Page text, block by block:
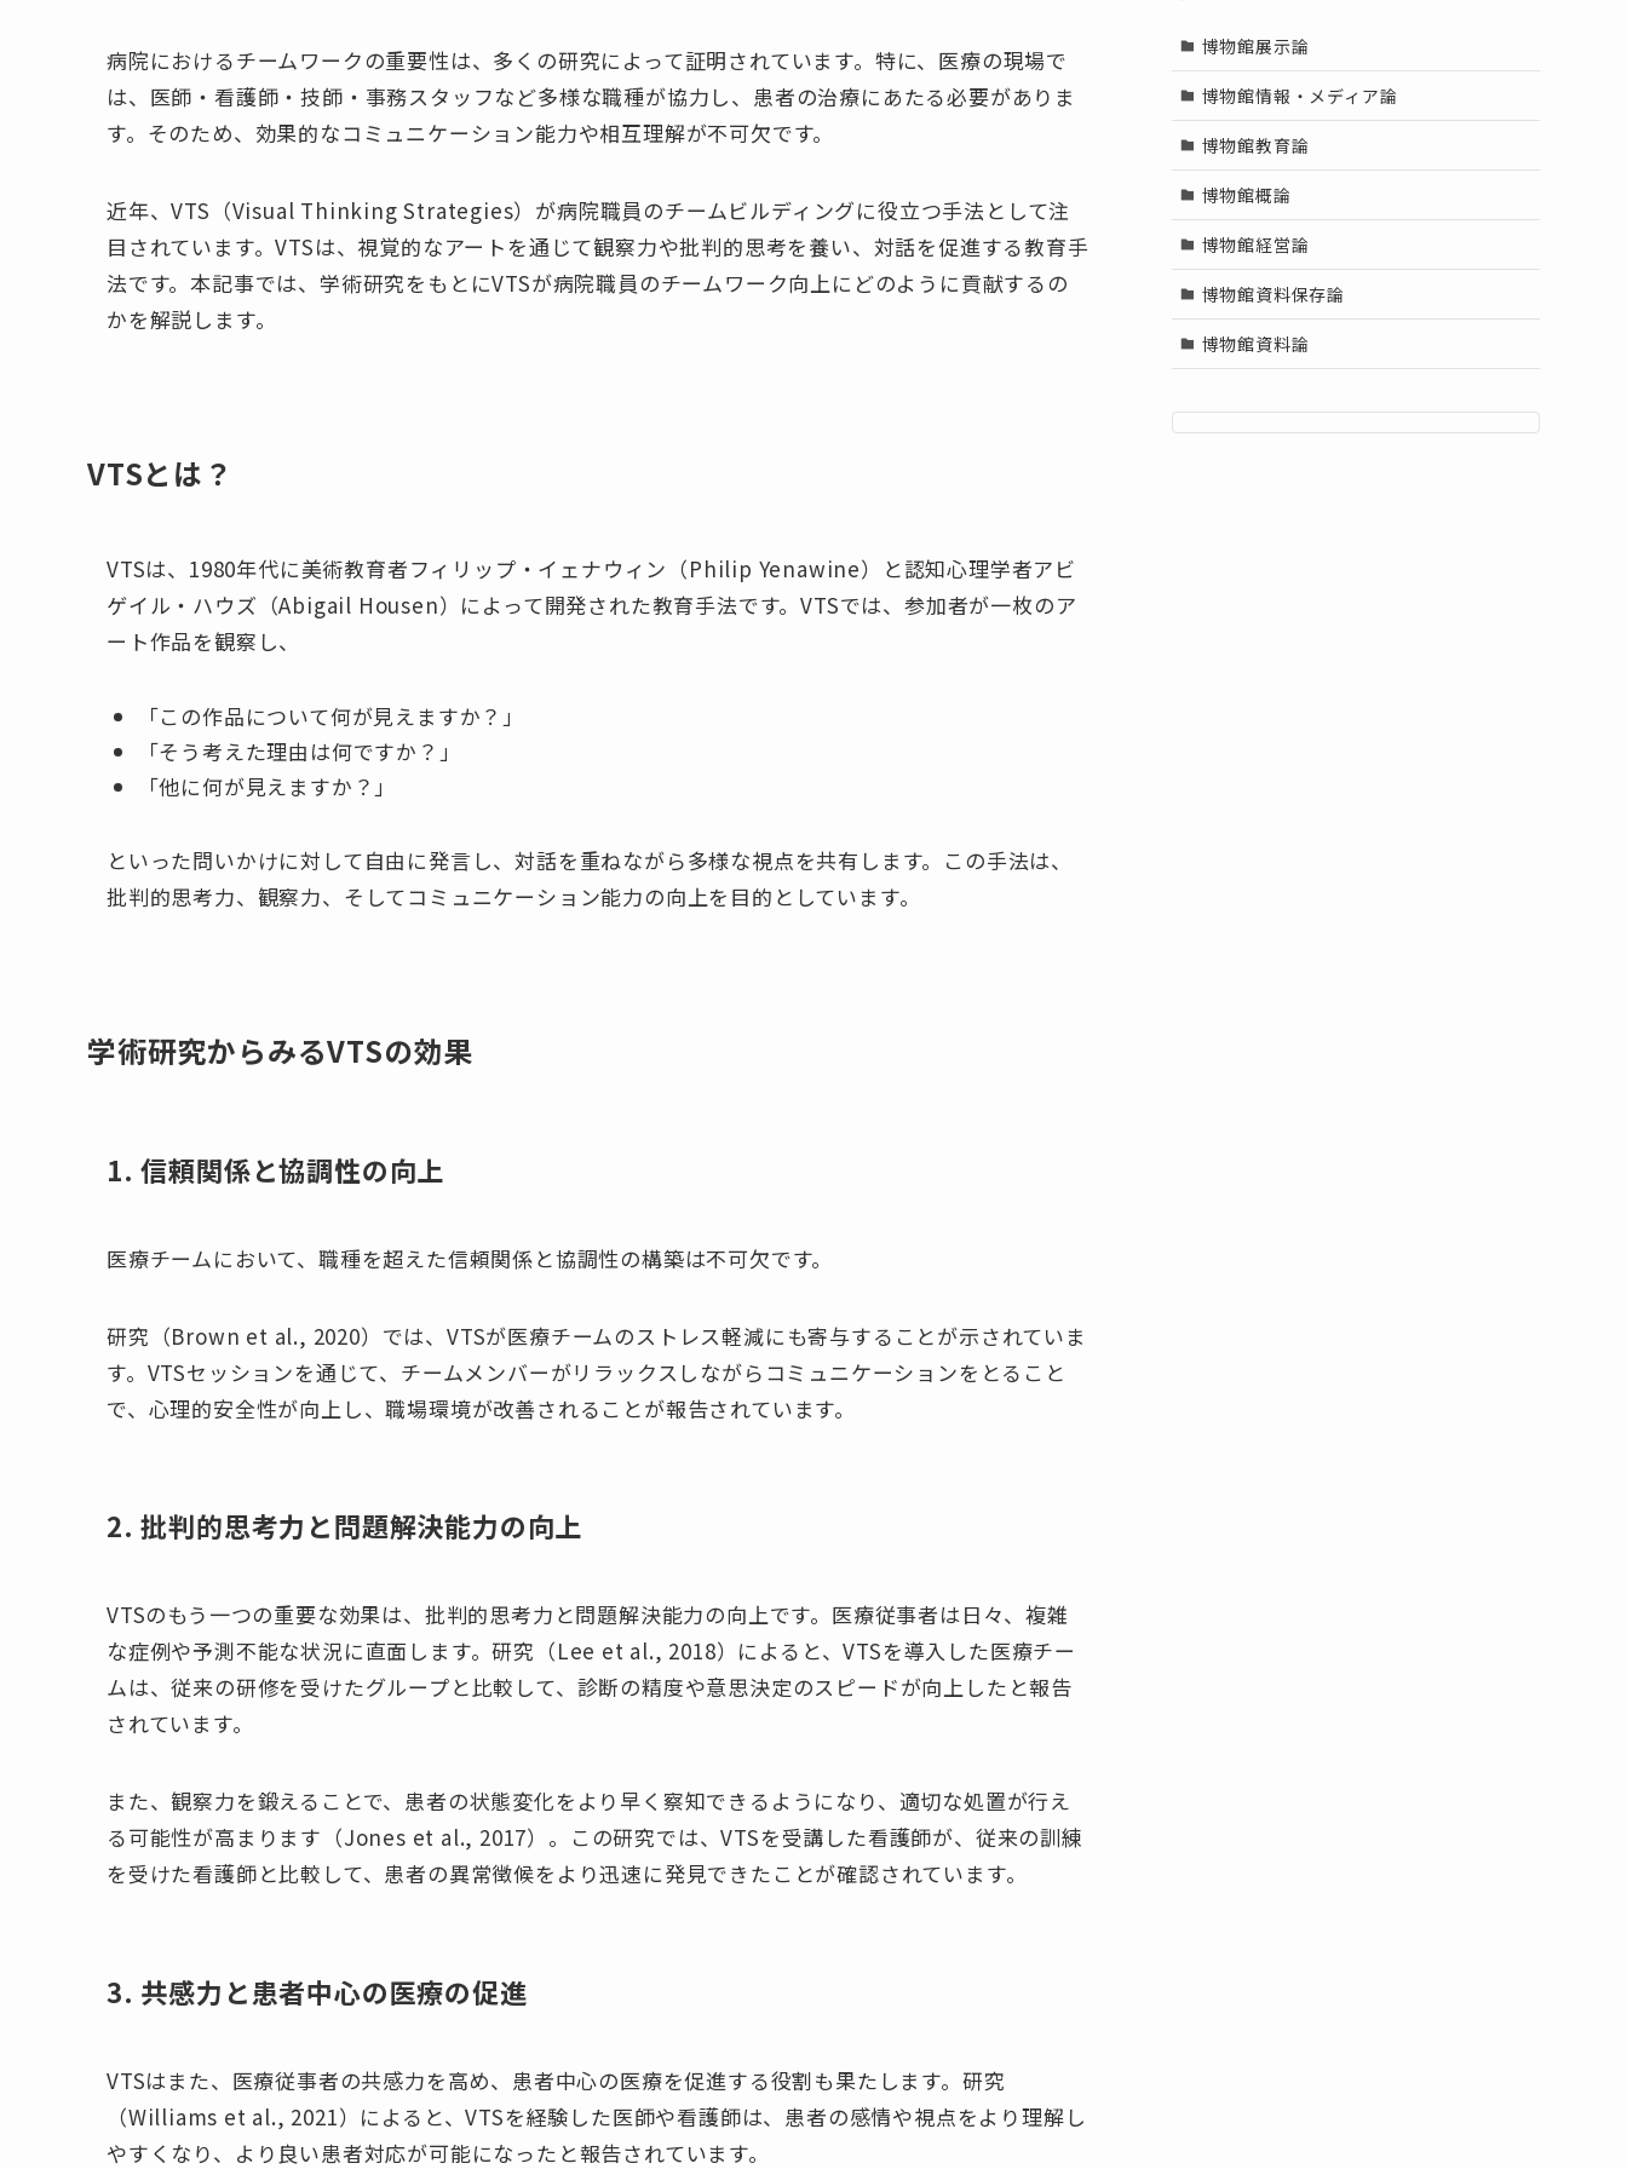
病院におけるチームワークの重要性は、多くの研究によって証明されています。特に、医療の現場で
は、医師・看護師・技師・事務スタッフなど多様な職種が協力し、患者の治療にあたる必要がありま
す。そのため、効果的なコミュニケーション能力や相互理解が不可欠です。
近年、VTS（Visual Thinking Strategies）が病院職員のチームビルディングに役立つ手法として注
目されています。VTSは、視覚的なアートを通じて観察力や批判的思考を養い、対話を促進する教育手
法です。本記事では、学術研究をもとにVTSが病院職員のチームワーク向上にどのように貢献するの
かを解説します。
VTSとは？
VTSは、1980年代に美術教育者フィリップ・イェナウィン（Philip Yenawine）と認知心理学者アビ
ゲイル・ハウズ（Abigail Housen）によって開発された教育手法です。VTSでは、参加者が一枚のア
ート作品を観察し、
「この作品について何が見えますか？」
「そう考えた理由は何ですか？」
「他に何が見えますか？」
といった問いかけに対して自由に発言し、対話を重ねながら多様な視点を共有します。この手法は、
批判的思考力、観察力、そしてコミュニケーション能力の向上を目的としています。
学術研究からみるVTSの効果
1. 信頼関係と協調性の向上
医療チームにおいて、職種を超えた信頼関係と協調性の構築は不可欠です。
研究（Brown et al., 2020）では、VTSが医療チームのストレス軽減にも寄与することが示されていま
す。VTSセッションを通じて、チームメンバーがリラックスしながらコミュニケーションをとること
で、心理的安全性が向上し、職場環境が改善されることが報告されています。
2. 批判的思考力と問題解決能力の向上
VTSのもう一つの重要な効果は、批判的思考力と問題解決能力の向上です。医療従事者は日々、複雑
な症例や予測不能な状況に直面します。研究（Lee et al., 2018）によると、VTSを導入した医療チー
ムは、従来の研修を受けたグループと比較して、診断の精度や意思決定のスピードが向上したと報告
されています。
また、観察力を鍛えることで、患者の状態変化をより早く察知できるようになり、適切な処置が行え
る可能性が高まります（Jones et al., 2017）。この研究では、VTSを受講した看護師が、従来の訓練
を受けた看護師と比較して、患者の異常徴候をより迅速に発見できたことが確認されています。
3. 共感力と患者中心の医療の促進
VTSはまた、医療従事者の共感力を高め、患者中心の医療を促進する役割も果たします。研究
（Williams et al., 2021）によると、VTSを経験した医師や看護師は、患者の感情や視点をより理解し
やすくなり、より良い患者対応が可能になったと報告されています。
博物館展示論
博物館情報・メディア論
博物館教育論
博物館概論
博物館経営論
博物館資料保存論
博物館資料論